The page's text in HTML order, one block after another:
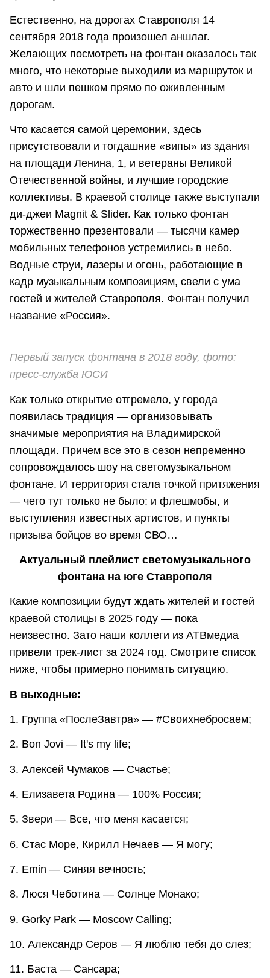
Естественно, на дорогах Ставрополя 14
сентября 2018 года произошел аншлаг.
Желающих посмотреть на фонтан оказалось так
много, что некоторые выходили из маршруток и
авто и шли пешком прямо по оживленным
дорогам.
Что касается самой церемонии, здесь
присутствовали и тогдашние «випы» из здания
на площади Ленина, 1, и ветераны Великой
Отечественной войны, и лучшие городские
коллективы. В краевой столице также выступали
ди-джеи Magnit & Slider. Как только фонтан
торжественно презентовали — тысячи камер
мобильных телефонов устремились в небо.
Водные струи, лазеры и огонь, работающие в
кадр музыкальным композициям, свели с ума
гостей и жителей Ставрополя. Фонтан получил
название «Россия».
Первый запуск фонтана в 2018 году, фото:
пресс-служба ЮСИ
Как только открытие отгремело, у города
появилась традиция — организовывать
значимые мероприятия на Владимирской
площади. Причем все это в сезон непременно
сопровождалось шоу на светомузыкальном
фонтане. И территория стала точкой притяжения
— чего тут только не было: и флешмобы, и
выступления известных артистов, и пункты
призыва бойцов во время СВО…
Актуальный плейлист светомузыкального
фонтана на юге Ставрополя
Какие композиции будут ждать жителей и гостей
краевой столицы в 2025 году — пока
неизвестно. Зато наши коллеги из АТВмедиа
привели трек-лист за 2024 год. Смотрите список
ниже, чтобы примерно понимать ситуацию.
В выходные:
1. Группа «ПослеЗaвтра» — #Cвоихнебросаем;
2. Bon Jovi — It's my life;
3. Алексей Чумаков — Счастье;
4. Елизавета Родина — 100% Россия;
5. Звери — Все, что меня касается;
6. Стас Море, Кирилл Нечаев — Я могу;
7. Emin — Синяя вечность;
8. Люся Чеботина — Солнце Монако;
9. Gorky Park — Moscow Calling;
10. Александр Серов — Я люблю тебя до слез;
11. Баста — Сансара;